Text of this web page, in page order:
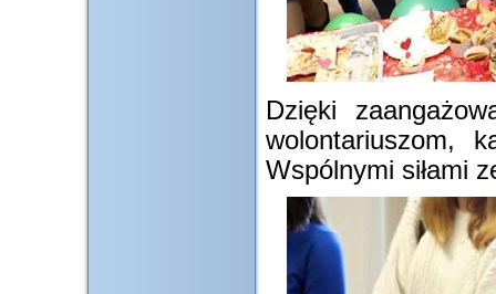
Dzięki
wolontariuszom,
Wspólnymi siłami